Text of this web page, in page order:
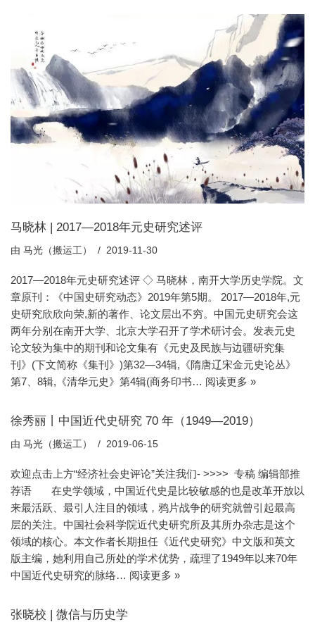
马晓林 | 2017—2018年元史研究述评
由 马光（搬运工） 2019-11-30
2017—2018年元史研究述评 ◇ 马晓林，南开大学历史学院。文
章原刊：《中国史研究动态》2019年第5期。 2017—2018年,元
史研究欣欣向荣,新的著作、论文层出不穷。中国元史研究会这
两年分别在南开大学、北京大学召开了学术研讨会。发表元史
论文较为集中的期刊和论文集有《元史及民族与边疆研究集
刊》(下文简称《集刊》)第32—34辑,《隋唐辽宋金元史论丛》
第7、8辑,《清华元史》第4辑(商务印书… 阅读更多 »
徐秀丽丨中国近代史研究 70 年（1949—2019）
由 马光（搬运工） 2019-06-15
欢迎点击上方“经济社会史评论”关注我们- >>>> 专稿 编辑部推
荐语 在史学领域，中国近代史是比较敏感的也是改革开放以
来最活跃、最引人注目的领域，鸦片战争的研究就曾引起最高
层的关注。中国社会科学院近代史研究所及其所办杂志是这个
领域的核心。本文作者长期担任《近代史研究》中文版和英文
版主编，她利用自己所处的学术优势，疏理了1949年以来70年
中国近代史研究的脉络… 阅读更多 »
张晓校 | 微信与历史学